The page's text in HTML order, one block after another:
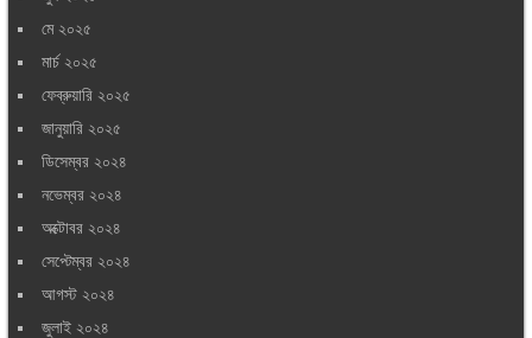
মে ২০২৫
মার্চ ২০২৫
ফেব্রুয়ারি ২০২৫
জানুয়ারি ২০২৫
ডিসেম্বর ২০২৪
নভেম্বর ২০২৪
অক্টোবর ২০২৪
সেপ্টেম্বর ২০২৪
আগস্ট ২০২৪
জুলাই ২০২৪